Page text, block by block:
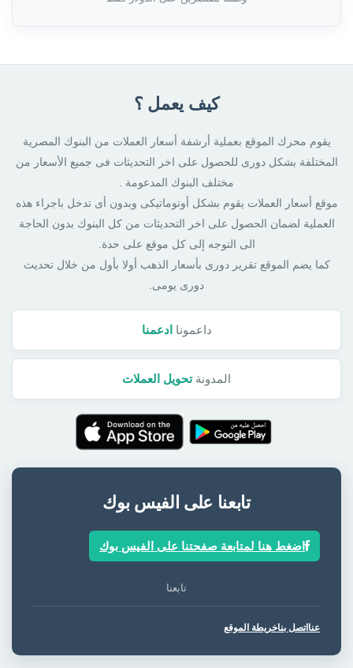
كيف يعمل ؟
يقوم محرك الموقع بعملية أرشفة أسعار العملات من البنوك المصرية
المختلفة بشكل دورى للحصول على اخر التحديثات فى جميع الأسعار من
مختلف البنوك المدعومة .
موقع أسعار العملات يقوم بشكل أوتوماتيكى وبدون أى تدخل باجراء هذه
العملية لضمان الحصول على اخر التحديثات من كل البنوك بدون الحاجة
الى التوجه إلى كل موقع على حدة.
كما يضم الموقع تقرير دورى بأسعار الذهب أولا بأول من خلال تحديث
دورى يومى.
داعمونا ادعمنا
المدونةتحويل العملات
تابعنا على الفيس بوك
اضغط هنا لمتابعة صفحتنا على الفيس بوك
تابعنا
عنا اتصل بناخريطة الموقع